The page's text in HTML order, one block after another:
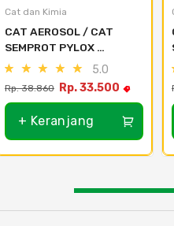
Cat dan Kimia
CAT AEROSOL / CAT
SEMPROT PYLOX
NIPPON PAINT - SEMUA
Clear
5.0
Rp. 38.860 Rp. 33.500
+ Keranjang